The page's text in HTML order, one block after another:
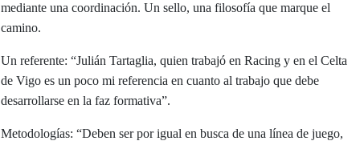
mediante una coordinación. Un sello, una filosofía que marque el
camino.
Un referente: “Julián Tartaglia, quien trabajó en Racing y en el Celta
de Vigo es un poco mi referencia en cuanto al trabajo que debe
desarrollarse en la faz formativa”.
Metodologías: “Deben ser por igual en busca de una línea de juego,